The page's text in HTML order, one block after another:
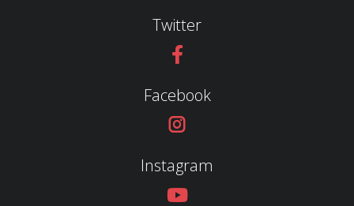
Twitter
Facebook
Instagram